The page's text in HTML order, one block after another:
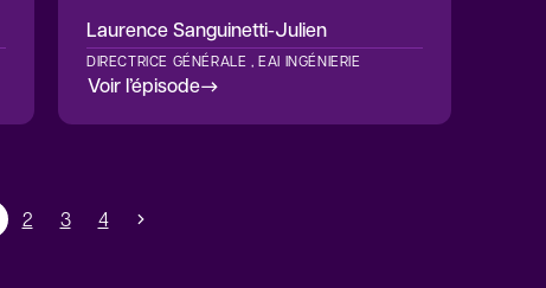
LaurenceSanguinetti-Julien
DIRECTRICE GÉNÉRALE , EAI INGÉNIERIE
Voir l’épisode
2 3 4